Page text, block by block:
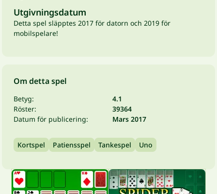
Utgivningsdatum
Detta spel släpptes 2017 för datorn och 2019 för
mobilspelare!
Om detta spel
Betyg:
4.1
Röster:
39364
Datum för publicering:
Mars 2017
Kortspel Patiensspel Tankespel Uno